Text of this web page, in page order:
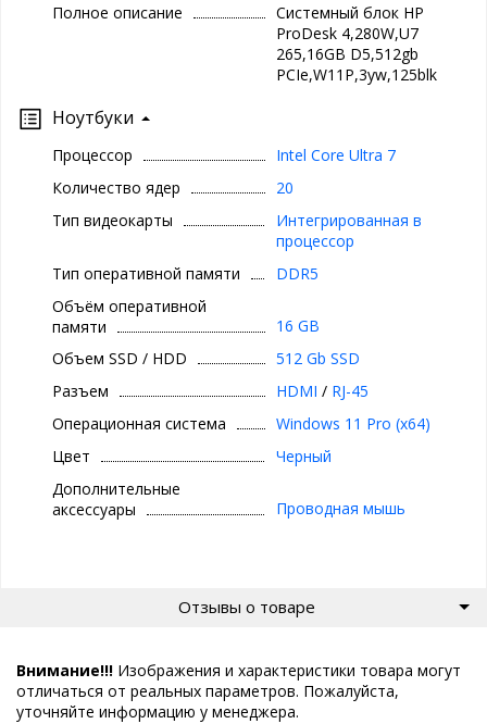
Полное описание
Системный блок HP
ProDesk 4,280W,U7
265,16GB D5,512gb
PCIe,W11P,3yw,125blk
Ноутбуки
Процессор
Intel Core Ultra 7
Количество ядер
20
Тип видеокарты
Интегрированная в
процессор
Тип оперативной памяти
DDR5
Объём оперативной
памяти
16 GB
Объем SSD / HDD
512 Gb SSD
Разъем
HDMI / RJ-45
Операционная система
Windows 11 Pro (x64)
Цвет
Черный
Дополнительные
аксессуары
Проводная мышь
Отзывы о товаре
Внимание!!! Изображения и характеристики товара могут
отличаться от реальных параметров. Пожалуйста,
уточняйте информацию у менеджера.